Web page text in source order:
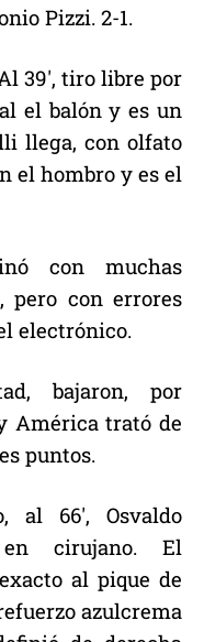
Pizzi. 2-1.
39′, tiro libre por
el balón y es un
llega, con olfato
el hombro y es el
con muchas
pero con errores
electrónico.
bajaron, por
América trató de
puntos.
al 66′, Osvaldo
cirujano. El
al pique de
azulcrema